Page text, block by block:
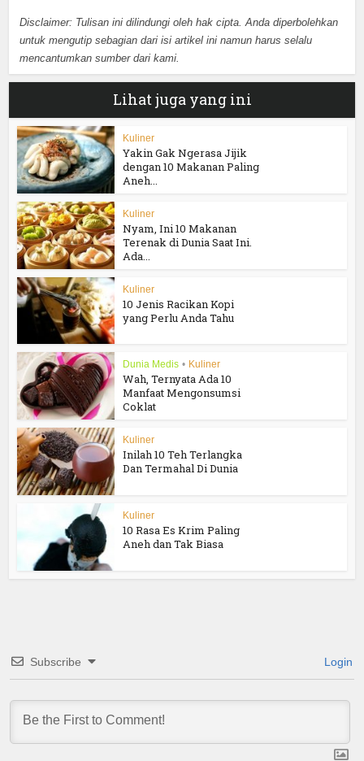
Disclaimer: Tulisan ini dilindungi oleh hak cipta. Anda diperbolehkan
untuk mengutip sebagian dari isi artikel ini namun harus selalu
mencantumkan sumber dari kami.
Lihat juga yang ini
Kuliner
Yakin Gak Ngerasa Jijik
dengan 10 Makanan Paling
Aneh...
Kuliner
Nyam, Ini 10 Makanan
Terenak di Dunia Saat Ini.
Ada...
Kuliner
10 Jenis Racikan Kopi
yang Perlu Anda Tahu
Dunia Medis • Kuliner
Wah, Ternyata Ada 10
Manfaat Mengonsumsi
Coklat
Kuliner
Inilah 10 Teh Terlangka
Dan Termahal Di Dunia
Kuliner
10 Rasa Es Krim Paling
Aneh dan Tak Biasa
Subscribe Login